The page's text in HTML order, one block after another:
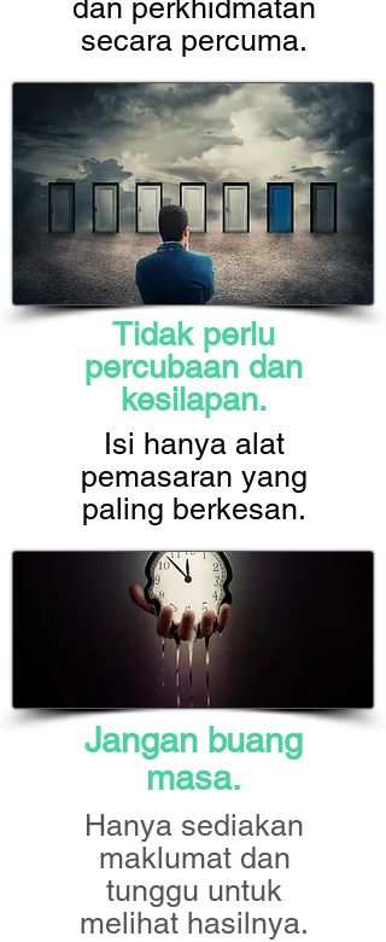
dan perkhidmatan
secara percuma.
Tidak perlu
percubaan dan
kesilapan.
Isi hanya alat
pemasaran yang
paling berkesan.
Jangan buang
masa.
Hanya sediakan
maklumat dan
tunggu untuk
melihat hasilnya.